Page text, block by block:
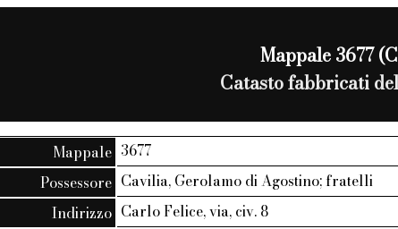
Mappale 3677
Catasto fabbricati
Mappale 3677
Possessore Cavilia, Gerolamo di Agostino; fratelli
Indirizzo Carlo Felice, via, civ. 8